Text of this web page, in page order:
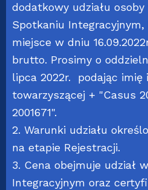
dodatkowy udziału
Spotkaniu Integracyjnym,
miejsce w dniu
brutto. Prosimy o
lipca 2022r. podając imię
towarzyszącej + "Casus
2001671".
2. Warunki udziału
na etapie Rejestracji.
3. Cena obejmuje udział
Integracyjnym oraz